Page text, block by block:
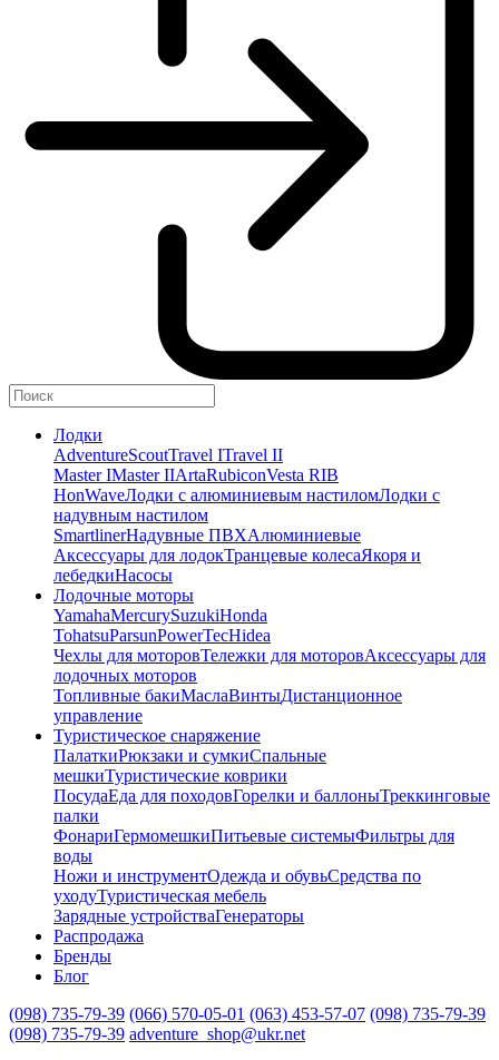
Лодки
AdventureScoutTravel ITravel II
Master IMaster IIArtaRubiconVesta RIB
HonWaveЛодки с алюминиевым настиломЛодки с
надувным настилом
SmartlinerНадувные ПВХАлюминиевые
Аксессуары для лодокТранцевые колесаЯкоря и
лебедкиНасосы
Лодочные моторы
YamahaMercurySuzukiHonda
TohatsuParsunPowerTecHidea
Чехлы для моторовТележки для моторовАксессуары для
лодочных моторов
Топливные бакиМаслаВинтыДистанционное
управление
Туристическое снаряжение
ПалаткиРюкзаки и сумкиСпальные
мешкиТуристические коврики
ПосудаЕда для походовГорелки и баллоныТреккинговые
палки
ФонариГермомешкиПитьевые системыФильтры для
воды
Ножи и инструментОдежда и обувьСредства по
уходуТуристическая мебель
Зарядные устройстваГенераторы
Распродажа
Бренды
Блог
(098) 735-79-39 (066) 570-05-01 (063) 453-57-07 (098) 735-79-39
(098) 735-79-39 adventure_shop@ukr.net